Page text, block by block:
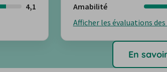
4,1
Amabilité
Afficher les évaluations
En